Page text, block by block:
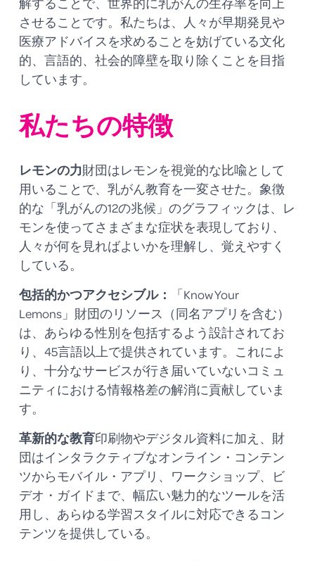
させることです。私たちは、人々が早期発見や
医療アドバイスを求めることを妨げている文化
的、言語的、社会的障壁を取り除くことを目指
しています。
私たちの特徴
レモンの力財団はレモンを視覚的な比喩として
用いることで、乳がん教育を一変させた。象徴
的な「乳がんの12の兆候」のグラフィックは、レ
モンを使ってさまざまな症状を表現しており、
人々が何を見ればよいかを理解し、覚えやすく
している。
包括的かつアクセシブル：
「Know Your
Lemons」財団のリソース（同名アプリを含む）
は、あらゆる性別を包括するよう設計されてお
り、45言語以上で提供されています。これによ
り、十分なサービスが行き届いていないコミュ
ニティにおける情報格差の解消に貢献していま
す。
革新的な教育印刷物やデジタル資料に加え、財
団はインタラクティブなオンライン・コンテン
ツからモバイル・アプリ、ワークショップ、ビ
デオ・ガイドまで、幅広い魅力的なツールを活
用し、あらゆる学習スタイルに対応できるコン
テンツを提供している。